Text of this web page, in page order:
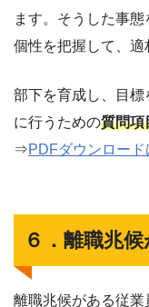
ます。そうした事
個性を把握して、適
部下を育成し、目
に行うための質問項
⇒PDFダウンロード
６．離職兆
離職兆候がある従